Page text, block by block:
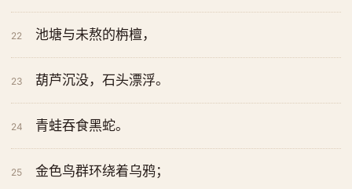
22 池塘与未熬的栴檀，
23 葫芦沉没，石头漂浮。
24 青蛙吞食黑蛇。
25 金色鸟群环绕着乌鸦；